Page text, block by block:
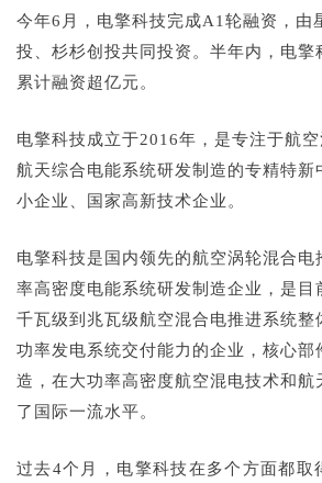
今年6月，电擎科技完成A1轮融资，由
投、杉杉创投共同投资。半年内，电擎
累计融资超亿元。
电擎科技成立于2016年，是专注于航
航天综合电能系统研发制造的专精特新
小企业、国家高新技术企业。
电擎科技是国内领先的航空涡轮混合电
率高密度电能系统研发制造企业，是目
千瓦级到兆瓦级航空混合电推进系统整
功率发电系统交付能力的企业，核心部
造，在大功率高密度航空混电技术和航
了国际一流水平。
过去4个月，电擎科技在多个方面都取